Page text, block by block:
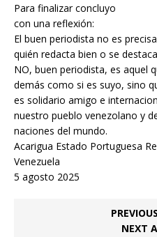
Para finalizar concluyo
con una reflexión:
El buen periodista no es
quién redacta bien o se
NO, buen periodista, es aquel
demás como si es suyo, sino
es solidario amigo e
nuestro pueblo venezolano y
naciones del mundo.
Acarigua Estado Portuguesa
Venezuela
5 agosto 2025
NEXT